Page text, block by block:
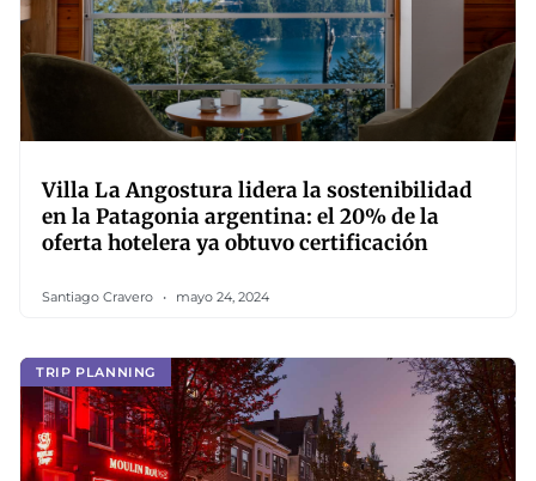
Villa La Angostura lidera la sostenibilidad
en la Patagonia argentina: el 20% de la
oferta hotelera ya obtuvo certificación
Santiago Cravero mayo 24, 2024
TRIP PLANNING